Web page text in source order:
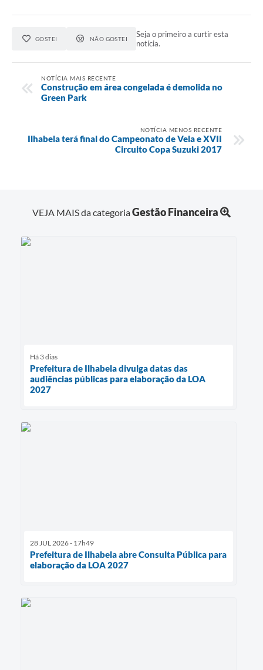
GOSTEI NÃO GOSTEI
Seja o primeiro a curtir esta
notícia.
NOTÍCIA MAIS RECENTE
Construção em área congelada é demolida no
Green Park
NOTÍCIA MENOS RECENTE
Ilhabela terá final do Campeonato de Vela e XVII
Circuito Copa Suzuki 2017
VEJA MAIS da categoriaGestão Financeira
Há 3 dias
Prefeitura de Ilhabela divulga datas das
audiências públicas para elaboração da LOA
2027
28 JUL 2026 - 17h49
Prefeitura de Ilhabela abre Consulta Pública para
elaboração da LOA 2027